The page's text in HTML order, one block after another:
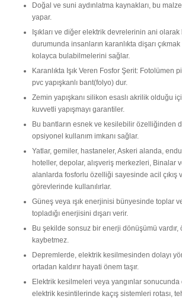
Doğal ve suni aydınlatma kaynakları, bu
yapar.
Işıkları ve diğer elektrik devrelerinin ani olarak
durumunda insanların karanlıkta dişarı çıkmak
kolayca bulabilmelerini sağlar.
Karanlıkta Işık Veren Fosfor Şerit: Fotolümen
pvc yapışkanlı bant(folyo) dur.
Zemin yapışkanı silikon esaslı akrilik olduğu
kuvvetli yapışmayı garantiler.
Bu bantların esnek ve kesilebilir özelliğinden
opsiyonel kullanım imkanı sağlar.
Yatlar, gemiler, hastaneler, Askeri alanda,
hoteller, depolar, alışveriş merkezleri, Binalar
alanlarda fosforlu özelliği sayesinde acil çıkış
görevlerinde kullanılırlar.
Güneş veya ışık enerjinisi bünyesinde toplar
topladığı enerjisini dışarı verir.
Bu şekilde sonsuz bir enerji dönüşümü vardır,
kaybetmez.
Depremlerde, elektrik kesilmesinden dolayı yön
ortadan kaldırır hayati önem taşır.
Elektrik kesilmeleri veya yangınlar sonucunda
elektrik kesintilerinde kaçış sistemleri rotası,